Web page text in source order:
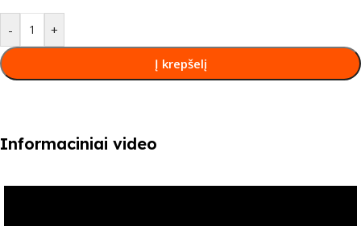
- +
Į krepšelį
Informaciniai video